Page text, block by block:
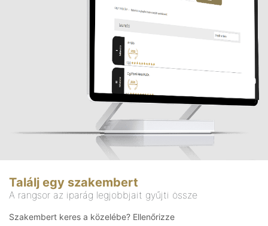
Találj egy szakembert
A rangsor az iparág legjobbjait gyűjti össze
Szakembert keres a közelébe? Ellenőrizze